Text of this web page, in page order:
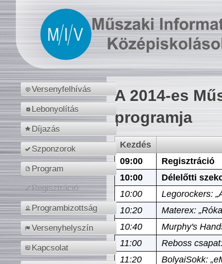
Versenyfelhívás
Lebonyolítás
Díjazás
Szponzorok
Program
Regisztráció
Programbizottság
Versenyhelyszín
Kapcsolat
A 2014-es
programja
Kezdés
09:00
Regisztráció
10:00
Délelőtti
10:00
Legorockers:
10:20
Materex:
10:40
Murphy's
11:00
Reboss
11:20
BolyaiSokk: